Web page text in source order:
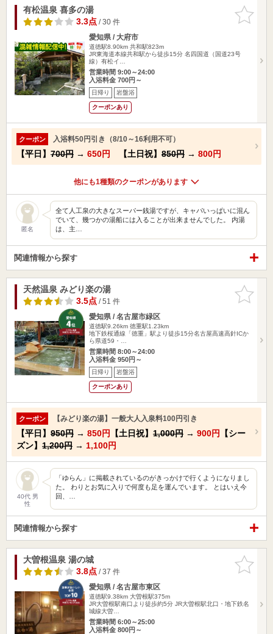
お気に入
りに追加
有松温泉 喜多の湯
3.3点/ 30 件
愛知県 / 大府市
道徳駅8.90km 共和駅823m
JR東海道本線共和駅から徒歩15分 名四国道（国道23号
線）有松イ…
営業時間 9:00～24:00
入浴料金 700円～
日帰り 岩盤浴
クーポンあり
クーポン 入浴料50円引き（8/10～16利用不可）
【平日】 700円 → 650円 【土日祝】 850円 → 800円
他にも1種類のクーポンがあります
匿名
全て人工泉の大きなスーパー銭湯ですが、キャパいっぱいに混ん
でいて、幾つかの湯船には入ることが出来ませんでした。 内湯
は、主…
関連情報から探す
お気に入
りに追加
天然温泉 みどり楽の湯
3.5点/ 51 件
愛知県 / 名古屋市緑区
道徳駅9.26km 徳重駅1.23km
地下鉄桜通線「徳重」駅より徒歩15分名古屋高速高針ICか
ら県道59・…
営業時間 8:00～24:00
入浴料金 950円～
日帰り 岩盤浴
クーポンあり
クーポン 【みどり楽の湯】一般大人入泉料100円引き
【平日】 950円 → 850円 【土日祝】 1,000円 → 900円
【シー
ズン】 1,200円 → 1,100円
40代 男
性
「ゆらん」に掲載されているのがきっかけで行くようになりまし
た。 わりとお気に入りで何度も足を運んでいます。 とはいえ今
回、…
関連情報から探す
お気に入
りに追加
大曽根温泉 湯の城
3.8点/ 37 件
愛知県 / 名古屋市東区
道徳駅9.38km 大曽根駅375m
JR大曽根駅南口より徒歩約5分 JR大曽根駅北口・地下鉄名
城線大曽…
営業時間 6:00～25:00
入浴料金 800円～